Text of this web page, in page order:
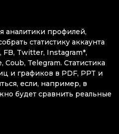
аналитики профилей,
статистику аккаунта
FB, Twitter, Instagram*,
Telegram. Статистика
и графиков в PDF, PPT и
если, например, в
будет сравнить реальные